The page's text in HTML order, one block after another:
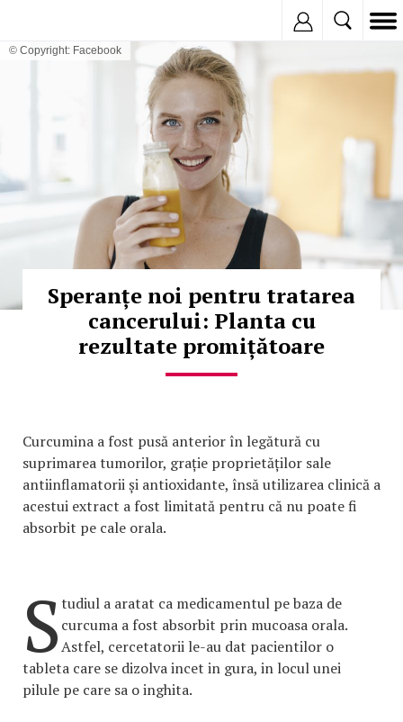
© Copyright: Facebook
Speranțe noi pentru tratarea
cancerului: Planta cu
rezultate promițătoare
Curcumina a fost pusă anterior în legătură cu
suprimarea tumorilor, grație proprietăților sale
antiinflamatorii și antioxidante, însă utilizarea clinică a
acestui extract a fost limitată pentru că nu poate fi
absorbit pe cale orala.
Studiul a aratat ca medicamentul pe baza de
curcuma a fost absorbit prin mucoasa orala.
Astfel, cercetatorii le-au dat pacientilor o
tableta care se dizolva incet in gura, in locul unei
pilule pe care sa o inghita.